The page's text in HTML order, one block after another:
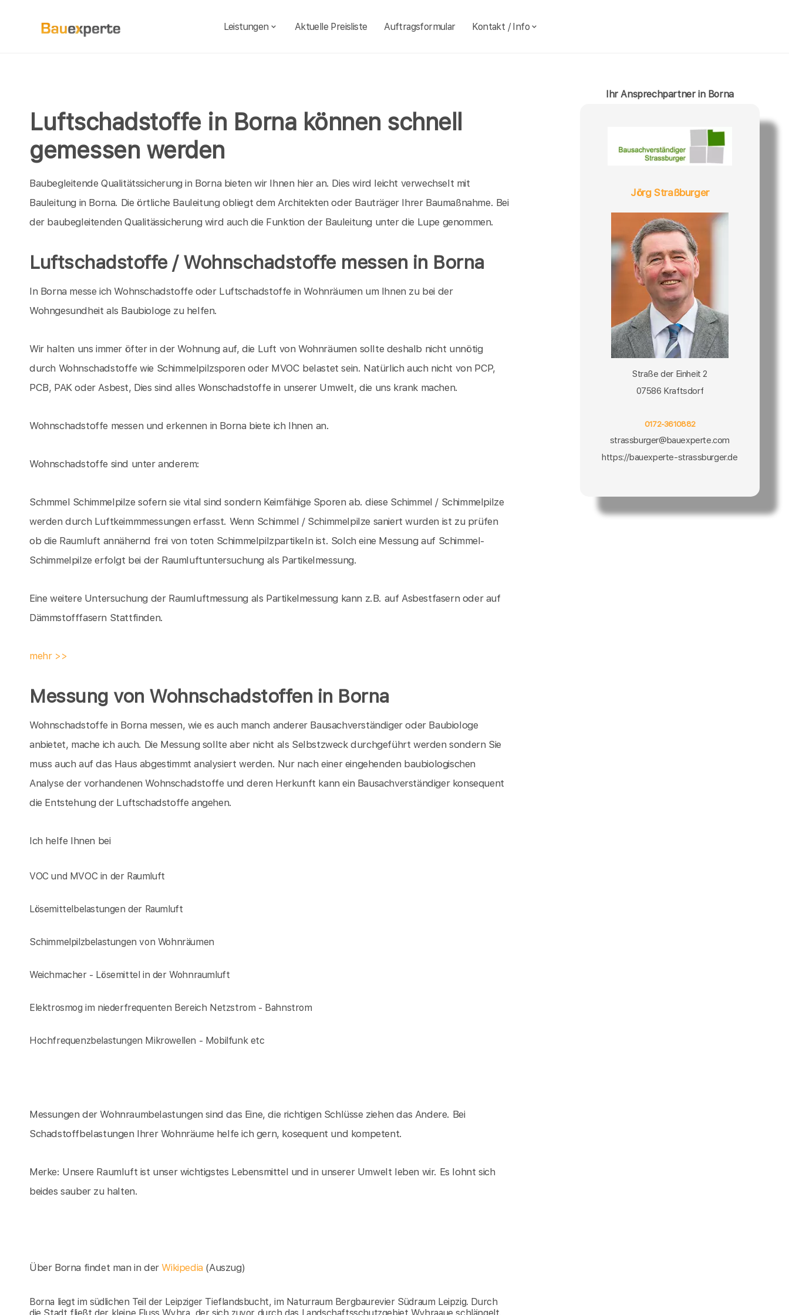
Leistungen Aktuelle Preisliste Auftragsformular Kontakt / Info
Luftschadstoffe in Borna können schnell
gemessen werden
Baubegleitende Qualitätssicherung in Borna bieten wir Ihnen hier an. Dies wird leicht verwechselt mit
Bauleitung in Borna. Die örtliche Bauleitung obliegt dem Architekten oder Bauträger Ihrer Baumaßnahme. Bei
der baubegleitenden Qualitässicherung wird auch die Funktion der Bauleitung unter die Lupe genommen.
Luftschadstoffe / Wohnschadstoffe messen in Borna
In Borna messe ich Wohnschadstoffe oder Luftschadstoffe in Wohnräumen um Ihnen zu bei der
Wohngesundheit als Baubiologe zu helfen.
Wir halten uns immer öfter in der Wohnung auf, die Luft von Wohnräumen sollte deshalb nicht unnötig
durch Wohnschadstoffe wie Schimmelpilzsporen oder MVOC belastet sein. Natürlich auch nicht von PCP,
PCB, PAK oder Asbest, Dies sind alles Wonschadstoffe in unserer Umwelt, die uns krank machen.
Wohnschadstoffe messen und erkennen in Borna biete ich Ihnen an.
Wohnschadstoffe sind unter anderem:
Schmmel Schimmelpilze sofern sie vital sind sondern Keimfähige Sporen ab. diese Schimmel / Schimmelpilze
werden durch Luftkeimmmessungen erfasst. Wenn Schimmel / Schimmelpilze saniert wurden ist zu prüfen
ob die Raumluft annähernd frei von toten Schimmelpilzpartikeln ist. Solch eine Messung auf Schimmel-
Schimmelpilze erfolgt bei der Raumluftuntersuchung als Partikelmessung.
Eine weitere Untersuchung der Raumluftmessung als Partikelmessung kann z.B. auf Asbestfasern oder auf
Dämmstofffasern Stattfinden.
mehr >>
Messung von Wohnschadstoffen in Borna
Wohnschadstoffe in Borna messen, wie es auch manch anderer Bausachverständiger oder Baubiologe
anbietet, mache ich auch. Die Messung sollte aber nicht als Selbstzweck durchgeführt werden sondern Sie
muss auch auf das Haus abgestimmt analysiert werden. Nur nach einer eingehenden baubiologischen
Analyse der vorhandenen Wohnschadstoffe und deren Herkunft kann ein Bausachverständiger konsequent
die Entstehung der Luftschadstoffe angehen.
Ich helfe Ihnen bei
VOC und MVOC in der Raumluft
Lösemittelbelastungen der Raumluft
Schimmelpilzbelastungen von Wohnräumen
Weichmacher - Lösemittel in der Wohnraumluft
Elektrosmog im niederfrequenten Bereich Netzstrom - Bahnstrom
Hochfrequenzbelastungen Mikrowellen - Mobilfunk etc
Messungen der Wohnraumbelastungen sind das Eine, die richtigen Schlüsse ziehen das Andere. Bei
Schadstoffbelastungen Ihrer Wohnräume helfe ich gern, kosequent und kompetent.
Merke: Unsere Raumluft ist unser wichtigstes Lebensmittel und in unserer Umwelt leben wir. Es lohnt sich
beides sauber zu halten.
Über Borna findet man in derWikipedia (Auszug)
Borna liegt im südlichen Teil der Leipziger Tieflandsbucht, im Naturraum Bergbaurevier Südraum Leipzig. Durch
die Stadt fließt der kleine Fluss Wyhra, der sich zuvor durch das Landschaftsschutzgebiet Wyhraaue schlängelt.
Ihr Ansprechpartner in Borna
Jörg Straßburger
Straße der Einheit 2
07586 Kraftsdorf
0172-3610882
strassburger@bauexperte.com
https://bauexperte-strassburger.de